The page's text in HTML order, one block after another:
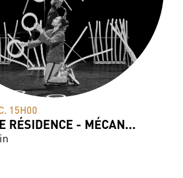
15H00
RÉSIDENCE - MÉCAN...